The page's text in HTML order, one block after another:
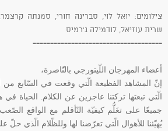
צילומים: יואל לוי, סברינה חורי, סמנתה
שרית עוזיאל, לודמילה ג'רמיס
-------------------------------------
أعضاء المهرجان اللّيتورجي بالنّاصرة،
إنّ المشاهد الفظيعة الّتي وقعت في السّابع من
الّتي تبعتها تركتنا عاجزين عن الكلام. الحياة في
جميعًا على تعَلُّم كيفيّة التّأقلم مع الواقع
يُهيّئنا للأهوال الّتي تعرّضنا لها وللظّلام الّذي حلّ